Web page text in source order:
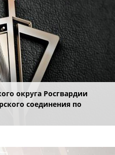
округа Росгвардии
соединения по
объектов